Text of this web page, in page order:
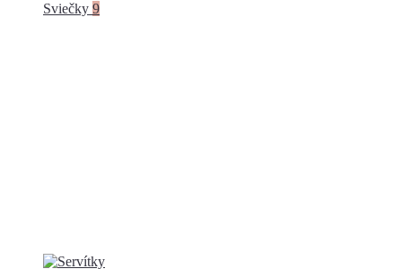
Sviečky 9